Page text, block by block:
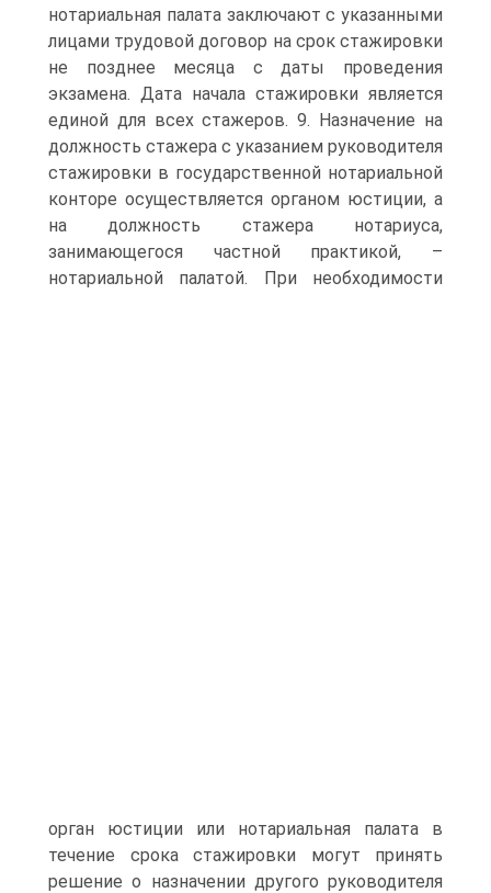
нотариальная палата заключают с указанными
лицами трудовой договор на срок стажировки
не позднее месяца с даты проведения
экзамена. Дата начала стажировки является
единой для всех стажеров. 9. Назначение на
должность стажера с указанием руководителя
стажировки в государственной нотариальной
конторе осуществляется органом юстиции, а
на должность стажера нотариуса,
занимающегося частной практикой, –
нотариальной палатой. При необходимости
орган юстиции или нотариальная палата в
течение срока стажировки могут принять
решение о назначении другого руководителя